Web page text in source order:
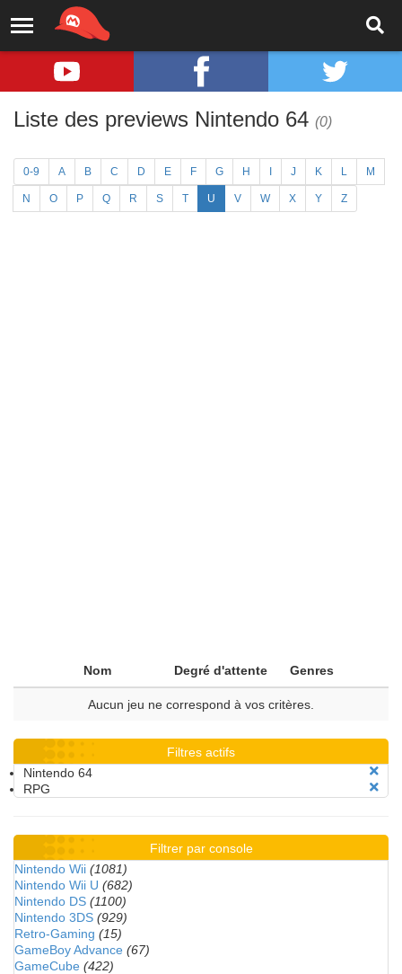
Liste des previews Nintendo 64 (0)
0-9 A B C D E F G H J K L M
N O P Q R S T U V W X Y Z
Nom Degré d'attente Genres
Aucun jeu ne correspond à vos critères.
Filtres actifs
Nintendo 64
RPG
Filtrer par console
Nintendo Wii (1081)
Nintendo Wii U (682)
Nintendo DS (1100)
Nintendo 3DS (929)
Retro-Gaming (15)
GameBoy Advance (67)
GameCube (422)